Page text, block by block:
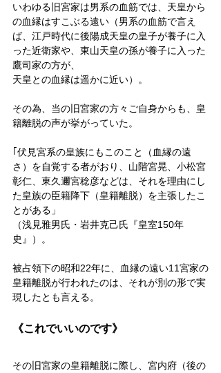
いわゆる旧宮家は男系の血筋では、天皇から
の血縁はすこぶる遠い（男系の血筋で言え
ば、江戸時代に後陽成天皇の皇子が養子に入
った近衛家や、東山天皇の孫が養子に入った
鷹司家の方が、
天皇との血縁は遥かに近い）。
その為、当の旧宮家の方々ご自身からも、皇
籍離脱の声が挙がっていた。
｢伏見宮系の皇族にもこのこと（血縁の遠
さ）を自覚する者がおり、山階宮晃、小松宮
彰仁、東久邇宮稔彦などは、それを理由にし
た皇族の臣籍降下（皇籍離脱）を主張したこ
とがある」
（浅見雅男氏・岩井克己氏『皇室150年
史』）。
被占領下の昭和22年に、血縁の遠い11宮家の
皇籍離脱が行われたのは、それが別の形で実
現したとも言える。
《これでいいのです》
その旧宮家の皇籍離脱に際し、宮内府（後の